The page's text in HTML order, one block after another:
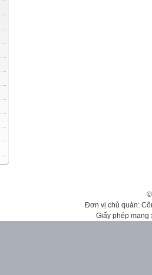
Đơn vị chủ quản:
Giấy phép mạng